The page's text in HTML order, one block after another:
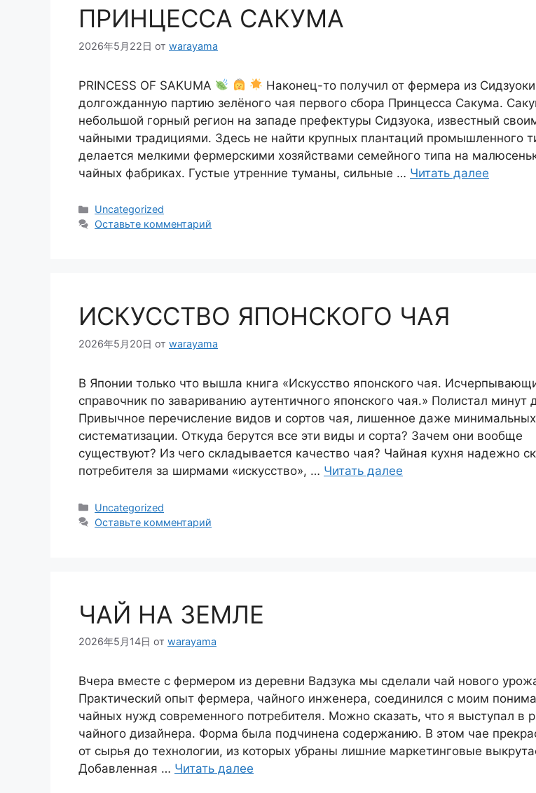
ПРИНЦЕССА САКУМА
2026年5月22日 от warayama
PRINCESS OF SAKUMA
Наконец-то получил от фермера из Сидзуоки
долгожданную партию зелёного чая первого сбора Принцесса Сакума.
небольшой горный регион на западе префектуры Сидзуока, известный
чайными традициями. Здесь не найти крупных плантаций промышленного
делается мелкими фермерскими хозяйствами семейного типа на
чайных фабриках. Густые утренние туманы, сильные … Читать далее
Рубрики
Uncategorized
Оставьте комментарий
ИСКУССТВО ЯПОНСКОГО ЧАЯ
2026年5月20日 от warayama
В Японии только что вышла книга «Искусство японского чая.
справочник по завариванию аутентичного японского чая.» Полистал минут
Привычное перечисление видов и сортов чая, лишенное даже
систематизации. Откуда берутся все эти виды и сорта? Зачем они вообще
существуют? Из чего складывается качество чая? Чайная кухня надежно
потребителя за ширмами «искусство», … Читать далее
Рубрики
Uncategorized
Оставьте комментарий
ЧАЙ НА ЗЕМЛЕ
2026年5月14日 от warayama
Вчера вместе с фермером из деревни Вадзука мы сделали чай нового
Практический опыт фермера, чайного инженера, соединился с моим
чайных нужд современного потребителя. Можно сказать, что я выступал в
чайного дизайнера. Форма была подчинена содержанию. В этом чае
от сырья до технологии, из которых убраны лишние маркетинговые
Добавленная … Читать далее